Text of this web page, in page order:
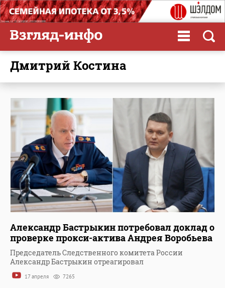
Дмитрий Костина
Александр Бастрыкин потребовал доклад о
проверке прокси-актива Андрея Воробьева
Председатель Следственного комитета России
Александр Бастрыкин отреагировал
17 апреля 7265